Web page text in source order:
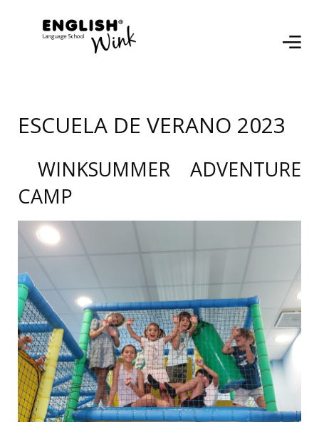
ESCUELA DE VERANO 2023
WINKSUMMER ADVENTURE
CAMP